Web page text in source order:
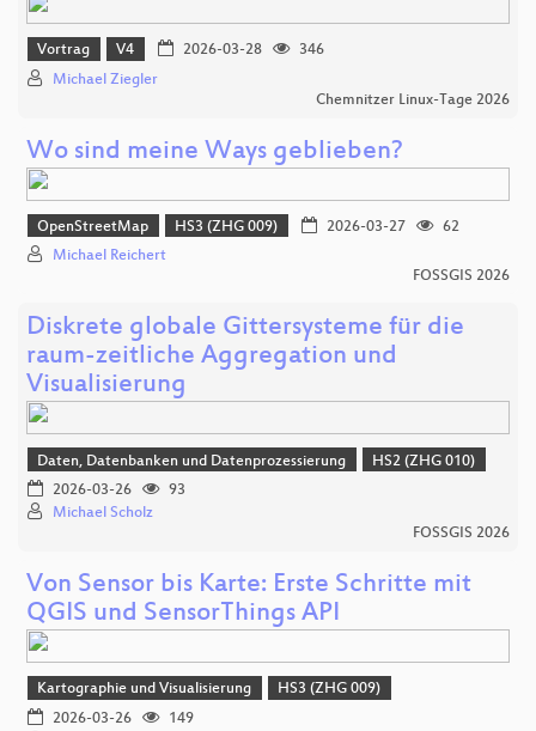
Vortrag V4 2026-03-28
346
Michael Ziegler
Chemnitzer Linux-Tage 2026
Wo sind meine Ways geblieben?
OpenStreetMap HS3 (ZHG 009) 2026-03-27
62
Michael Reichert
FOSSGIS 2026
Diskrete globale Gittersysteme für die
raum-zeitliche Aggregation und
Visualisierung
Daten, Datenbanken und Datenprozessierung
HS2 (ZHG 010)
2026-03-26
93
Michael Scholz
FOSSGIS 2026
Von Sensor bis Karte: Erste Schritte mit
QGIS und SensorThings API
Kartographie und Visualisierung
HS3 (ZHG 009)
2026-03-26
149